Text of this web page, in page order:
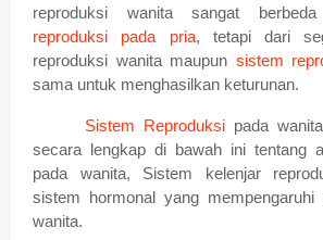
reproduksi wanita sangat
reproduksi pada pria, tetapi dari
reproduksi wanita maupun sistem
sama untuk menghasilkan keturunan.
Sistem Reproduksi pada
secara lengkap di bawah ini tentang
pada wanita, Sistem kelenjar
sistem hormonal yang mempengaruhi
wanita.